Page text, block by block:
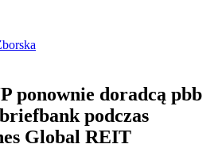
ponownie doradcą pbb
podczas
Global REIT